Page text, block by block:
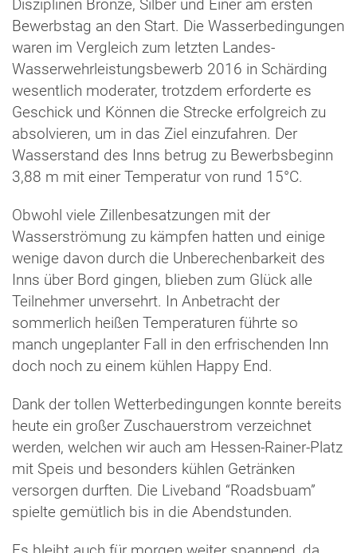
Disziplinen Bronze, Silber und Einer am ersten
Bewerbstag an den Start. Die Wasserbedingungen
waren im Vergleich zum letzten Landes-
Wasserwehrleistungsbewerb 2016 in Schärding
wesentlich moderater, trotzdem erforderte es
Geschick und Können die Strecke erfolgreich zu
absolvieren, um in das Ziel einzufahren. Der
Wasserstand des Inns betrug zu Bewerbsbeginn
3,88 m mit einer Temperatur von rund 15°C.
Obwohl viele Zillenbesatzungen mit der
Wasserströmung zu kämpfen hatten und einige
wenige davon durch die Unberechenbarkeit des
Inns über Bord gingen, blieben zum Glück alle
Teilnehmer unversehrt. In Anbetracht der
sommerlich heißen Temperaturen führte so
manch ungeplanter Fall in den erfrischenden Inn
doch noch zu einem kühlen Happy End.
Dank der tollen Wetterbedingungen konnte bereits
heute ein großer Zuschauerstrom verzeichnet
werden, welchen wir auch am Hessen-Rainer-Platz
mit Speis und besonders kühlen Getränken
versorgen durften. Die Liveband “Roadsbuam”
spielte gemütlich bis in die Abendstunden.